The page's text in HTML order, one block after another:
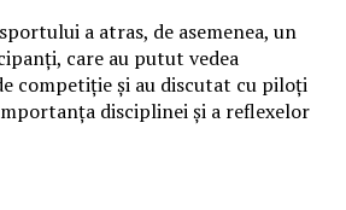
a atras, de asemenea, un
care au putut vedea
competiție și au discutat cu piloți
disciplinei și a reflexelor